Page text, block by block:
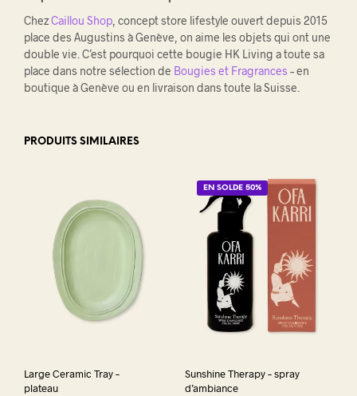
ChezCaillou Shop , concept store lifestyle ouvert depuis 2015
place des Augustins à Genève, on aime les objets qui ont une
double vie. C’est pourquoi cette bougie HK Living a toute sa
place dans notre sélection de Bougies et Fragrances – en
boutique à Genève ou en livraison dans toute la Suisse.
PRODUITS SIMILAIRES
Large Ceramic Tray –
plateau
EN SOLDE 50%
Sunshine Therapy – spray
d’ambiance